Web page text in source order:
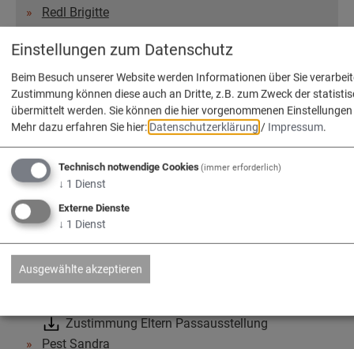
Redl Brigitte
Personalausweis
Zustimmung Eltern Ausweisausstellung
Pest Sandra
Redl Brigitte
Personenstandsurkunde; Ausstellung
Pflegeberatung
Plakate; Öffentliche Anschläge
Wunder Natalie
Zustimmung Eltern Passausstellung
Pest Sandra
Einstellungen zum Datenschutz
Beim Besuch unserer Website werden Informationen über Sie
Zustimmung können diese auch an Dritte, z.B. zum Zweck der
übermittelt werden. Sie können die hier vorgenommenen
Mehr dazu erfahren Sie hier:Datenschutzerklärung / Impressum.
Technisch notwendige Cookies (immer erforderlich)
↓ 1 Dienst
Externe Dienste
↓ 1 Dienst
Ausgewählte akzeptieren